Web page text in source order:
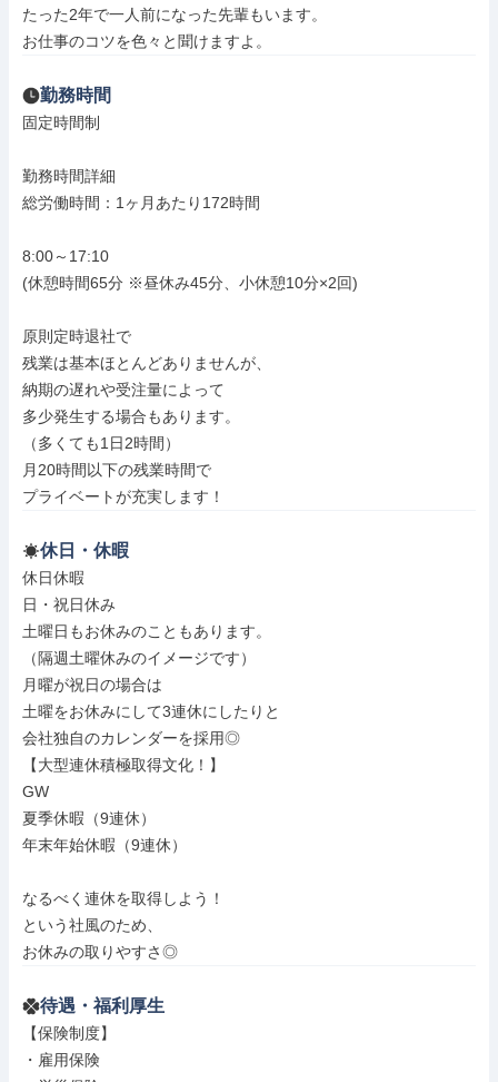
たった2年で一人前になった先輩もいます。
お仕事のコツを色々と聞けますよ。
勤務時間
固定時間制
勤務時間詳細
総労働時間：1ヶ月あたり172時間
8:00～17:10
(休憩時間65分 ※昼休み45分、小休憩10分×2回)
原則定時退社で
残業は基本ほとんどありませんが、
納期の遅れや受注量によって
多少発生する場合もあります。
（多くても1日2時間）
月20時間以下の残業時間で
プライベートが充実します！
休日・休暇
休日休暇
日・祝日休み
土曜日もお休みのこともあります。
（隔週土曜休みのイメージです）
月曜が祝日の場合は
土曜をお休みにして3連休にしたりと
会社独自のカレンダーを採用◎
【大型連休積極取得文化！】
GW
夏季休暇（9連休）
年末年始休暇（9連休）
なるべく連休を取得しよう！
という社風のため、
お休みの取りやすさ◎
待遇・福利厚生
【保険制度】
・雇用保険